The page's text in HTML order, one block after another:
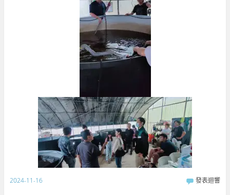
2024-11-16 發表迴響